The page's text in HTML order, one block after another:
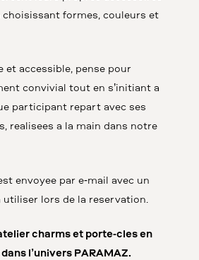
choisissant formes, couleurs et
et accessible, pensé pour
convivial tout en s’initiant à
participant repart avec ses
réalisées à la main dans notre
envoyée par e-mail avec un
utiliser lors de la réservation.
charms et porte-clés en
l’univers PARAMAZ.